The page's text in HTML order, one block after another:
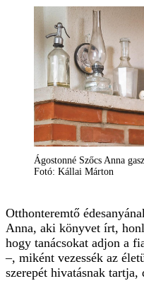
Ágostonné Szőcs Anna
Fotó: Kállai Márton
Otthonteremtő
Anna, aki könyvet írt,
hogy tanácsokat adjon a
–, miként vezessék az
szerepét hivatásnak